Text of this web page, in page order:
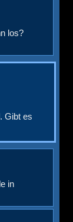
los?
Gibt es
in